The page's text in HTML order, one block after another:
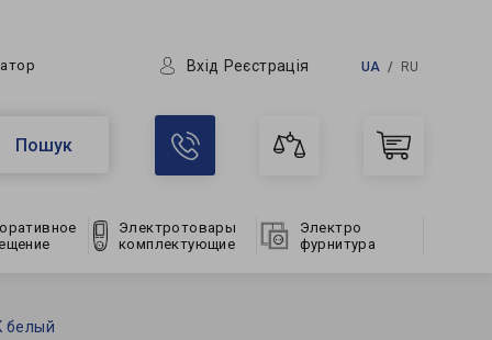
Вхід Реєстрація UA RU
Пошук
Электротовары
комплектующие
Электро
фурнитура
белый